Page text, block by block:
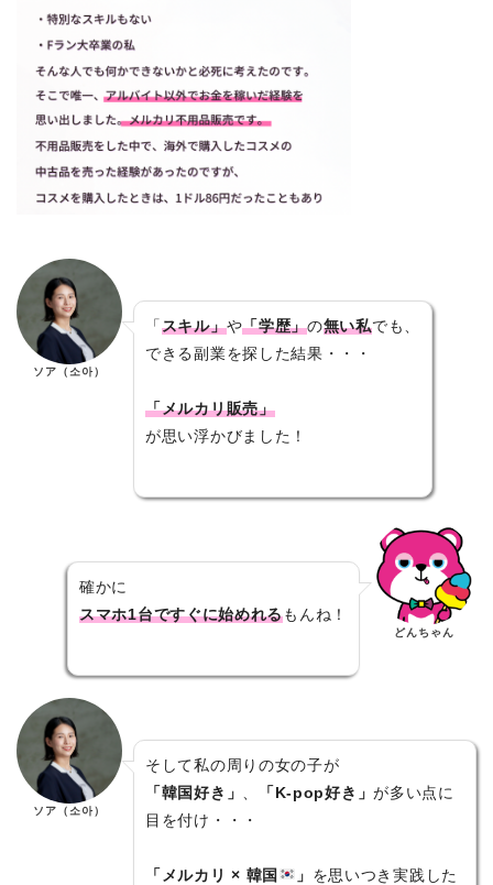
ソア（소아）
「スキル」や「学歴」の無い私でも、
できる副業を探した結果・・・
「メルカリ販売」
が思い浮かびました！
確かに
スマホ1台ですぐに始めれるもんね！
どんちゃん
ソア（소아）
そして私の周りの女の子が
「韓国好き」
「K-pop好き」が多い点に
目を付け・・・
「メルカリ × 韓国 」 を思いつき実践した